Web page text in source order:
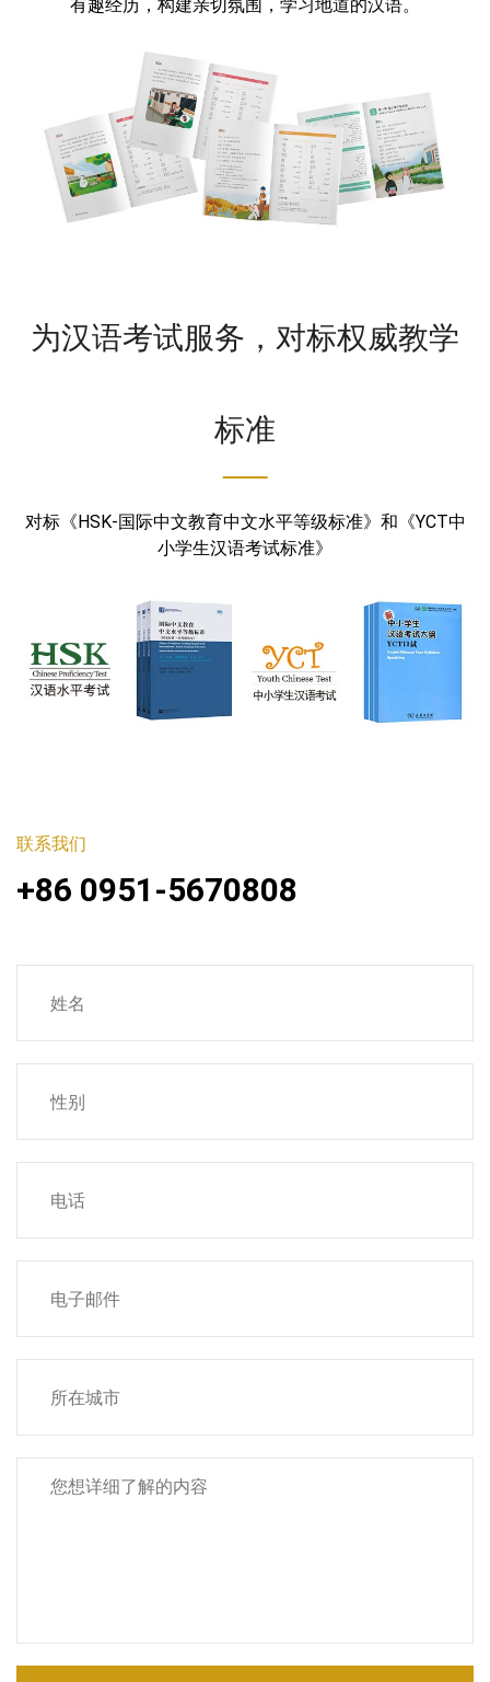
有趣经历，构建亲切氛围，学习地道的汉语。
为汉语考试服务，对标权威教学
标准
对标《HSK-国际中文教育中文水平等级标准》和《YCT中
小学生汉语考试标准》
联系我们
+86 0951-5670808